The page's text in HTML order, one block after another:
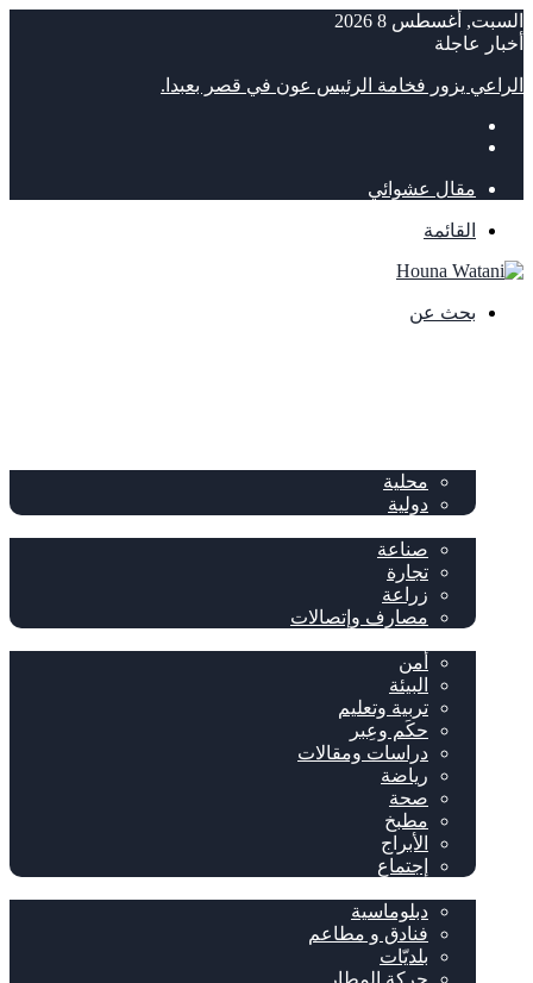
السبت, أغسطس 8 2026
أخبار عاجلة
الراعي يزور فخامة الرئيس عون في قصر بعبدا.
مقال عشوائي
القائمة
بحث عن
محلية
دولية
صناعة
تجارة
زراعة
مصارف وإتصالات
أمن
البيئة
تربية وتعليم
حكَم وعِبر
دراسات ومقالات
رياضة
صحة
مطبخ
الأبراج
إجتماع
دبلوماسية
فنادق و مطاعم
بلديّات
حركة المطار